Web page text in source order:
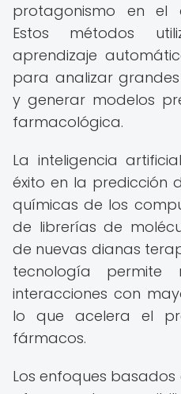
protagonismo en el
Estos métodos
aprendizaje
para analizar
y generar modelos
farmacológica.
La inteligencia
éxito en la predicción
químicas de los
de librerías de
de nuevas dianas
tecnología permite
interacciones con
lo que acelera el
fármacos.
Los enfoques